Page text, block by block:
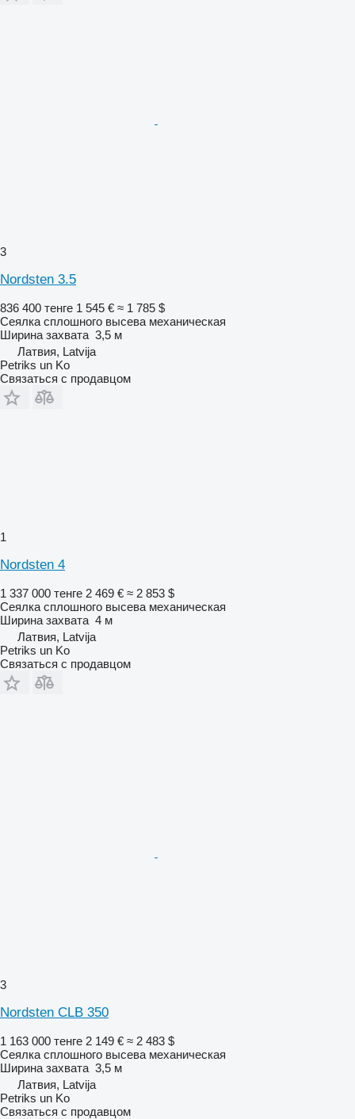
3
Nordsten 3.5
836 400 тенге 1 545 € ≈ 1 785 $
Сеялка сплошного высева механическая
Ширина захвата 3,5 м
Латвия, Latvija
Petriks un Ko
Связаться с продавцом
1
Nordsten 4
1 337 000 тенге 2 469 € ≈ 2 853 $
Сеялка сплошного высева механическая
Ширина захвата 4 м
Латвия, Latvija
Petriks un Ko
Связаться с продавцом
3
Nordsten CLB 350
1 163 000 тенге 2 149 € ≈ 2 483 $
Сеялка сплошного высева механическая
Ширина захвата 3,5 м
Латвия, Latvija
Petriks un Ko
Связаться с продавцом